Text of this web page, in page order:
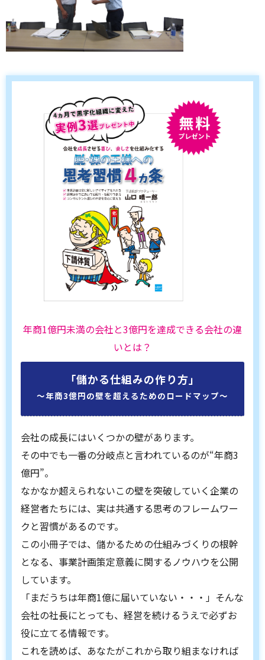
年商1億円未満の会社と3億円を達成できる会社の違
いとは？
「儲かる仕組みの作り方」
〜年商3億円の壁を超えるためのロードマップ〜
会社の成長にはいくつかの壁があります。
その中でも一番の分岐点と言われているのが“年商3
億円”。
なかなか超えられないこの壁を突破していく企業の
経営者たちには、実は共通する思考のフレームワー
クと習慣があるのです。
この小冊子では、儲かるための仕組みづくりの根幹
となる、事業計画策定意義に関するノウハウを公開
しています。
「まだうちは年商1億に届いていない・・・」そんな
会社の社長にとっても、経営を続けるうえで必ずお
役に立てる情報です。
これを読めば、あなたがこれから取り組まなければ